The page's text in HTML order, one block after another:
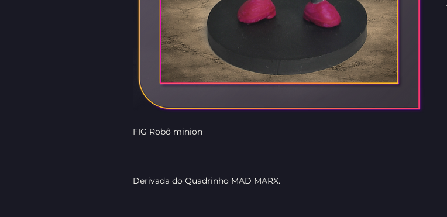
FIG Robô minion
Derivada do Quadrinho MAD MARX.